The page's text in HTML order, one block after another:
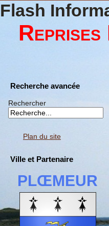
Flash
Reprises
Recherche avancée
Rechercher
Plan du site
Ville et Partenaire
PLŒMEUR